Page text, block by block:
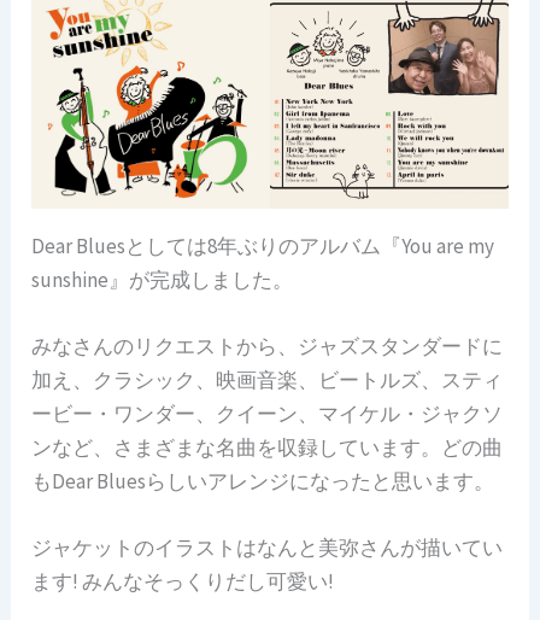
Dear Bluesとしては8年ぶりのアルバム『You are my
sunshine』が完成しました。
みなさんのリクエストから、ジャズスタンダードに
加え、クラシック、映画音楽、ビートルズ、スティ
ービー・ワンダー、クイーン、マイケル・ジャクソ
ンなど、さまざまな名曲を収録しています。どの曲
もDear Bluesらしいアレンジになったと思います。
ジャケットのイラストはなんと美弥さんが描いてい
ます! みんなそっくりだし可愛い!